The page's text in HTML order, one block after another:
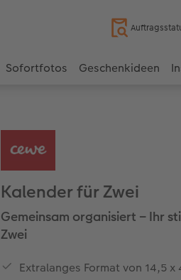
Sofortfotos Geschenkideen
Kalender für Zwei
Gemeinsam organisiert – Ihr
Zwei
Extralanges Format von 14,5 x